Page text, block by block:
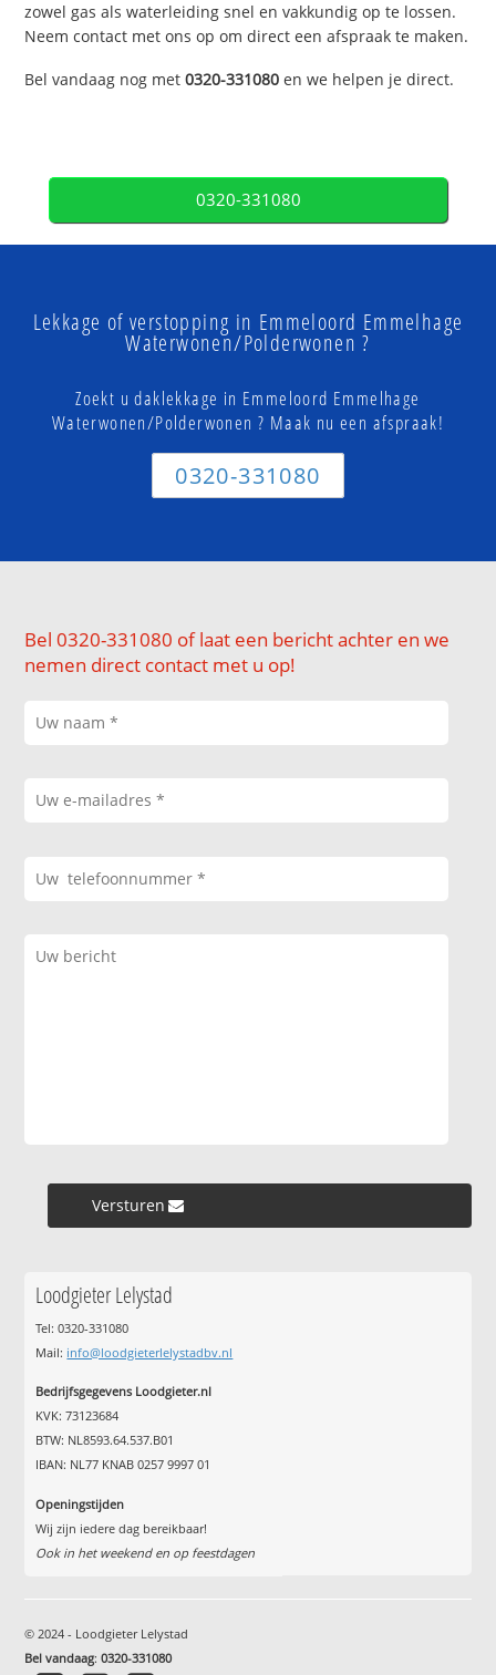
zowel gas als waterleiding snel en vakkundig op te lossen.
Neem contact met ons op om direct een afspraak te maken.
Bel vandaag nog met0320-331080 en we helpen je direct.
0320-331080
Lekkage of verstopping in Emmeloord Emmelhage
Waterwonen/Polderwonen ?
Zoekt u daklekkage in Emmeloord Emmelhage
Waterwonen/Polderwonen ? Maak nu een afspraak!
0320-331080
Bel 0320-331080 of laat een bericht achter en we
nemen direct contact met u op!
Versturen »
Loodgieter Lelystad
Tel: 0320-331080
Mail: info@loodgieterlelystadbv.nl
Bedrijfsgegevens Loodgieter.nl
KVK: 73123684
BTW: NL8593.64.537.B01
IBAN: NL77 KNAB 0257 9997 01
Openingstijden
Wij zijn iedere dag bereikbaar!
Ook in het weekend en op feestdagen
© 2024 - Loodgieter Lelystad
Bel vandaag:0320-331080